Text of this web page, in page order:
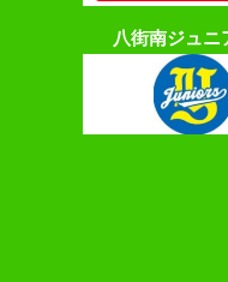
八街南ジュニ